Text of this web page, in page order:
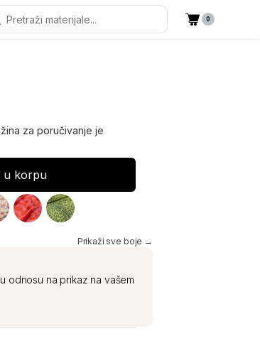
0
za poručivanje je
u korpu
Prikaži sve boje →
odnosu na prikaz na vašem